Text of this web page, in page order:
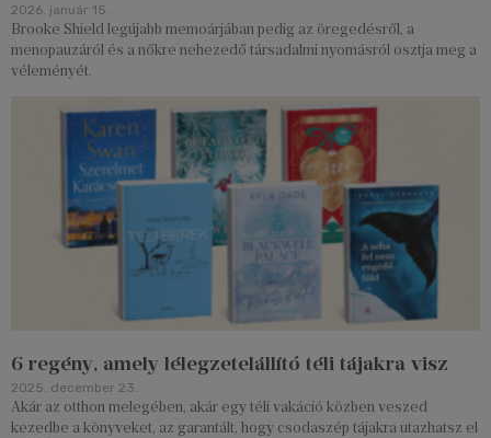
2026. január 15.
Brooke Shield legújabb memoárjában pedig az öregedésről, a
menopauzáról és a nőkre nehezedő társadalmi nyomásról osztja meg a
véleményét.
6 regény, amely lélegzetelállító téli tájakra visz
2025. december 23.
Akár az otthon melegében, akár egy téli vakáció közben veszed
kezedbe a könyveket, az garantált, hogy csodaszép tájakra utazhatsz el